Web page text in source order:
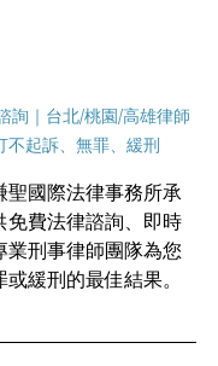
詢｜台北/桃園/高雄律師
不起訴、無罪、緩刑
聖國際法律事務所承
免費法律諮詢、即時
業刑事律師團隊為您
緩刑的最佳結果。